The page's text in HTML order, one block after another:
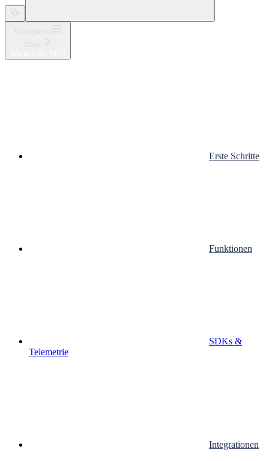
Erste Schritte
Funktionen
SDKs &
Telemetrie
Integrationen